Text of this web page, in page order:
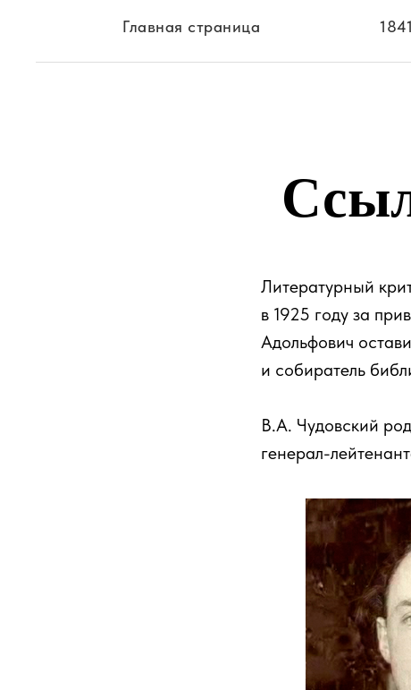
Главная страница
Литературный
в 1925 году за
Адольфович
и собиратель
В.А. Чудовский
генерал-